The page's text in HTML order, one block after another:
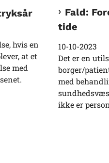
hvis en
at et
med
Fald:
tide
10-10-2023
Det er en
borger/
med
ikke er